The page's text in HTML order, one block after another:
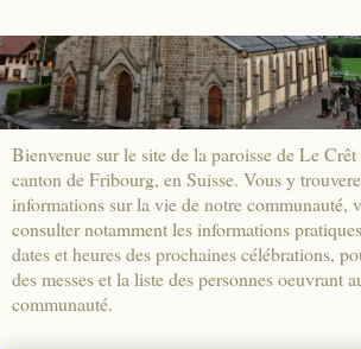
Bienvenue sur le site de la paroisse de Le
canton de Fribourg, en Suisse. Vous y
informations sur la vie de notre communauté,
consulter notamment les informations
dates et heures des prochaines célébrations,
des messes et la liste des personnes oeuvrant
communauté.